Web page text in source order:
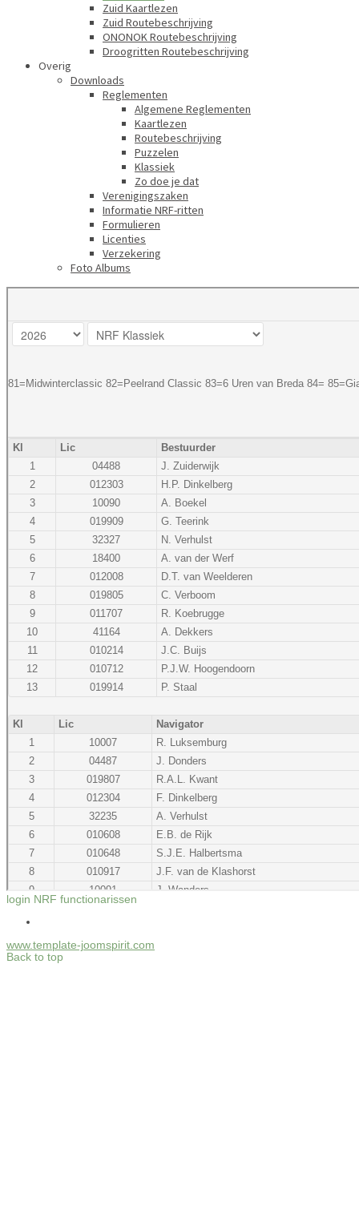
Zuid Kaartlezen
Zuid Routebeschrijving
ONONOK Routebeschrijving
Droogritten Routebeschrijving
Overig
Downloads
Reglementen
Algemene Reglementen
Kaartlezen
Routebeschrijving
Puzzelen
Klassiek
Zo doe je dat
Verenigingszaken
Informatie NRF-ritten
Formulieren
Licenties
Verzekering
Foto Albums
login NRF functionarissen
www.template-joomspirit.com
Back to top